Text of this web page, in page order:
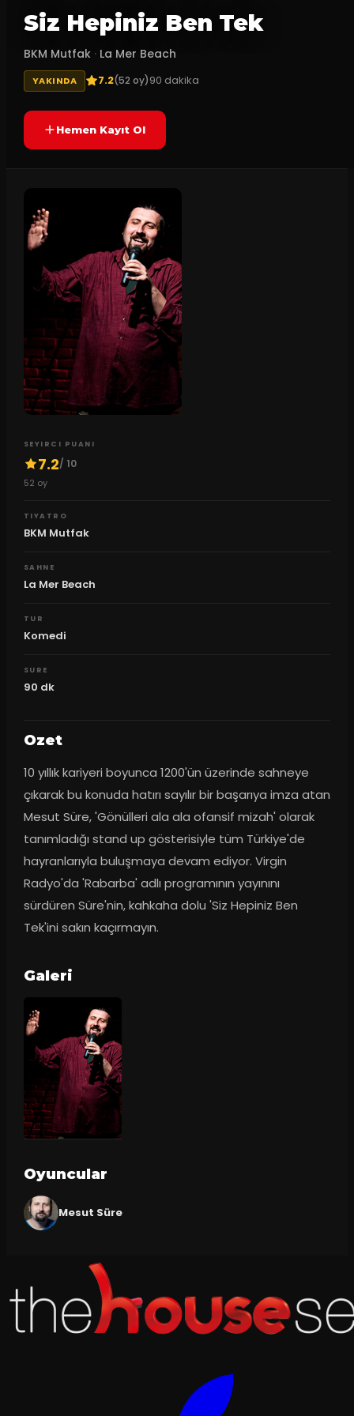
Siz Hepiniz Ben Tek
BKM Mutfak · La Mer Beach
YAKINDA 7.2(52 oy)90 dakika
Hemen Kayıt Ol
SEYIRCI PUANI
7.2/ 10
52 oy
TIYATRO
BKM Mutfak
SAHNE
La Mer Beach
TUR
Komedi
SURE
90 dk
Ozet
10 yıllık kariyeri boyunca 1200'ün üzerinde sahneye
çıkarak bu konuda hatırı sayılır bir başarıya imza atan
Mesut Süre, 'Gönülleri ala ala ofansif mizah' olarak
tanımladığı stand up gösterisiyle tüm Türkiye'de
hayranlarıyla buluşmaya devam ediyor. Virgin
Radyo'da 'Rabarba' adlı programının yayınını
sürdüren Süre'nin, kahkaha dolu 'Siz Hepiniz Ben
Tek'ini sakın kaçırmayın.
Galeri
Oyuncular
Mesut Süre